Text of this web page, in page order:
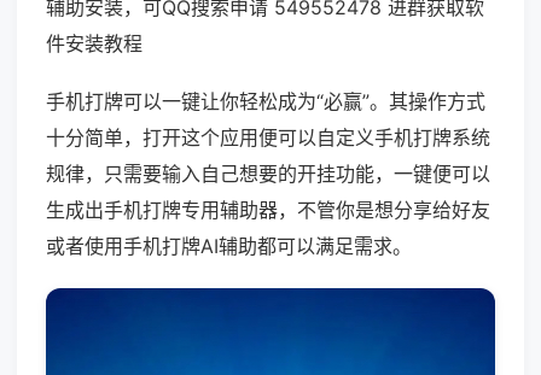
辅助安装，可QQ搜索申请 549552478 进群获取软
件安装教程
手机打牌可以一键让你轻松成为“必赢”。其操作方式
十分简单，打开这个应用便可以自定义手机打牌系统
规律，只需要输入自己想要的开挂功能，一键便可以
生成出手机打牌专用辅助器，不管你是想分享给好友
或者使用手机打牌AI辅助都可以满足需求。